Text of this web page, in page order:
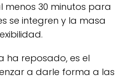
30 minutos para
se integren y la masa
ha reposado, es el
a darle forma a las